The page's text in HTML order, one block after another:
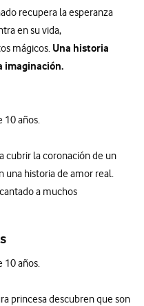
recupera la esperanza
en su vida,
mágicos. Una historia
imaginación.
años.
cubrir la coronación de un
una historia de amor real.
a muchos
años.
princesa descubren que son